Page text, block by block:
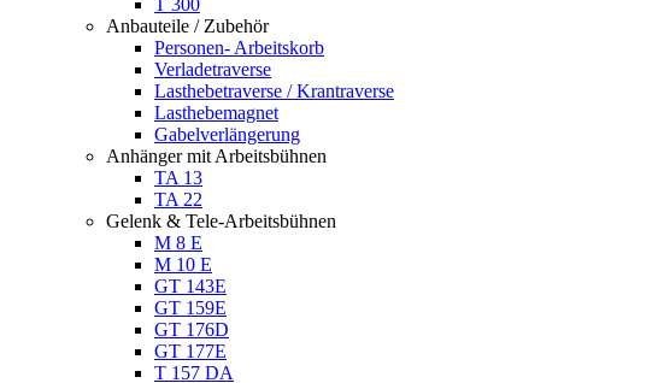
T 300
Anbauteile / Zubehör
Personen- Arbeitskorb
Verladetraverse
Lasthebetraverse / Krantraverse
Lasthebemagnet
Gabelverlängerung
Anhänger mit Arbeitsbühnen
TA 13
TA 22
Gelenk & Tele-Arbeitsbühnen
M 8 E
M 10 E
GT 143E
GT 159E
GT 176D
GT 177E
T 157 DA